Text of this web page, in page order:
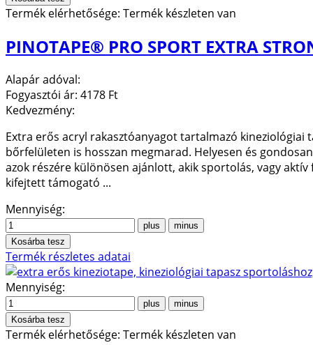
Termék elérhetősége: Termék készleten van
PINOTAPE® PRO SPORT EXTRA
Alapár adóval:
Fogyasztói ár: 4178 Ft
Kedvezmény:
Extra erős acryl rakasztóanyagot tartalmazó
bőrfelületen is hosszan megmarad. Helyesen és
azok részére különösen ajánlott, akik sportolás, vagy
kifejtett támogató ...
Mennyiség:
Termék részletes adatai
Mennyiség:
Termék elérhetősége: Termék készleten van